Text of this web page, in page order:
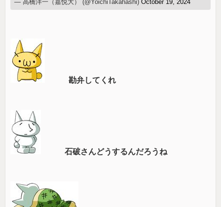
— 高橋洋一（嘉悦大） (@YoichiTakahashi)October 19, 2024
勘弁してくれ
石破さんどうするんだろうね